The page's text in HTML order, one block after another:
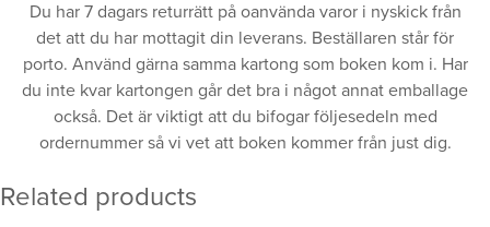
Du har 7 dagars returrätt på oanvända varor i nyskick från
det att du har mottagit din leverans. Beställaren står för
porto. Använd gärna samma kartong som boken kom i. Har
du inte kvar kartongen går det bra i något annat emballage
också. Det är viktigt att du bifogar följesedeln med
ordernummer så vi vet att boken kommer från just dig.
Related products